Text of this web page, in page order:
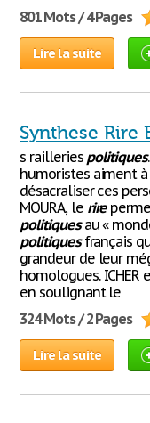
801 Mots / 4 Pages
Lire la suite
Synthese Rire
s railleries politiques
humoristes aiment
désacraliser ces
MOURA, le rire
politiquesau «
politiquesfrançais
grandeur de leur
homologues.
en soulignant le
324 Mots / 2 Pages
Lire la suite